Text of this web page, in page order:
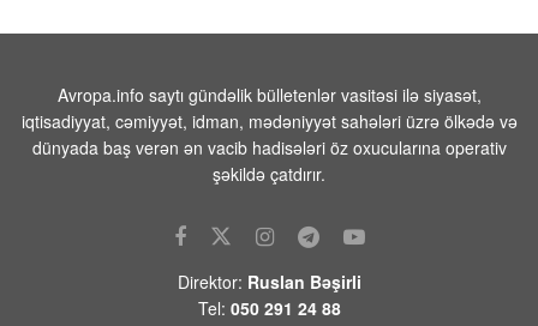
08 AVQUST 2026 / 9:14 6
Rusiya Ukrayna Silahlı Qüvvələrinə
məxsus 397 PUA-nı vurub
Kubandakı İlski neft emalı zavodunda
PUA-nın hücumu nəticəsində yanğın
baş verib,
Avropa.info saytı gündəlik bülletenlər vasitəsi ilə siyasət,
iqtisadiyyat, cəmiyyət, idman, mədəniyyət sahələri üzrə ölkədə və
dünyada baş verən ən vacib hadisələri öz oxucularına operativ
şəkildə çatdırır.
Direktor: Ruslan Bəşirli
Tel: 050 291 24 88